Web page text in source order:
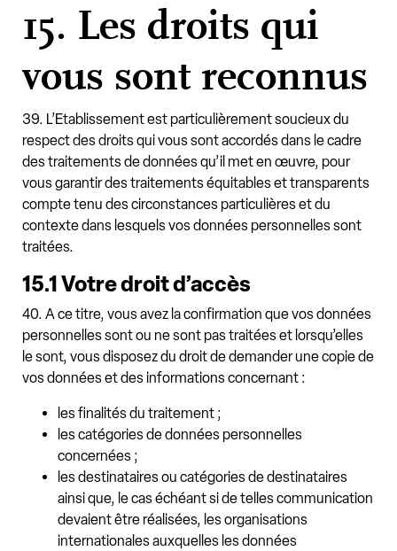
15. Les droits qui
vous sont reconnus
39. L’Etablissement est particulièrement soucieux du
respect des droits qui vous sont accordés dans le cadre
des traitements de données qu’il met en œuvre, pour
vous garantir des traitements équitables et transparents
compte tenu des circonstances particulières et du
contexte dans lesquels vos données personnelles sont
traitées.
15.1 Votre droit d’accès
40. A ce titre, vous avez la confirmation que vos données
personnelles sont ou ne sont pas traitées et lorsqu’elles
le sont, vous disposez du droit de demander une copie de
vos données et des informations concernant :
les finalités du traitement ;
les catégories de données personnelles
concernées ;
les destinataires ou catégories de destinataires
ainsi que, le cas échéant si de telles communication
devaient être réalisées, les organisations
internationales auxquelles les données